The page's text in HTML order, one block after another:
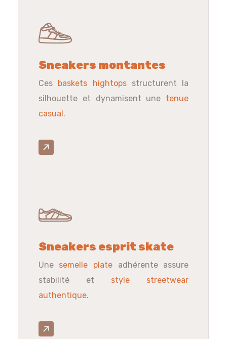
Sneakers montantes
Ces baskets hightopsstructurent la
silhouette et dynamisent une tenue
casual.
Sneakers esprit skate
Une semelle plate adhérente assure
stabilité et style streetwear
authentique.